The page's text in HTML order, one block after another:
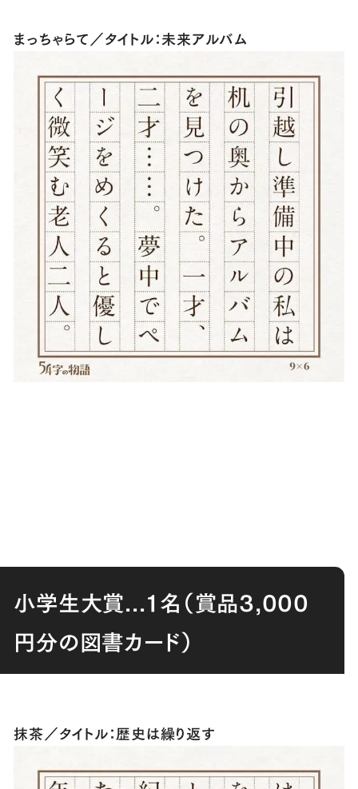
まっちゃらて／タイトル：未来アルバム
小学生大賞...１名（賞品3,000
円分の図書カード）
抹茶／タイトル：歴史は繰り返す